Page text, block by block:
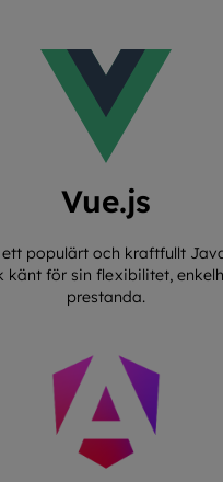
Vue.js
ett populärt och kraftfullt
känt för sin flexibilitet,
prestanda.